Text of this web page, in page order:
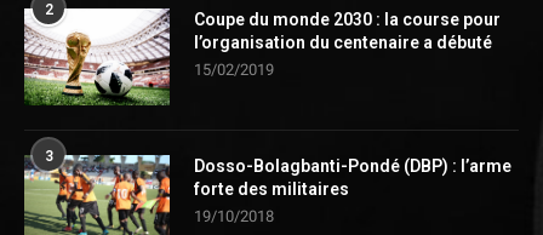
2
Coupe du monde 2030 : la course pour
l’organisation du centenaire a débuté
15/02/2019
3
Dosso-Bolagbanti-Pondé (DBP) : l’arme
forte des militaires
19/10/2018